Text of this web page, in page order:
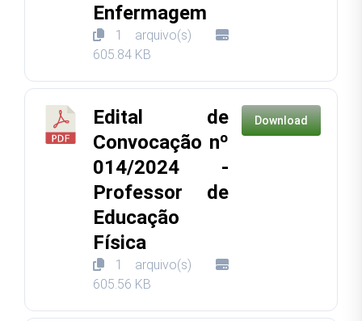
Enfermagem
1 arquivo(s)
605.84 KB
Edital de
Convocação nº
014/2024 -
Professor de
Educação
Física
1 arquivo(s)
605.56 KB
Download